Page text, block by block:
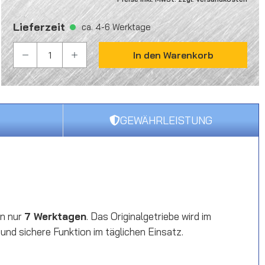
Lieferzeit ca. 4-6 Werktage
PRODUKT ANZAHL: GIB DEN GEWÜNSCHTEN
In den Warenkorb
GEWÄHRLEISTUNG
nur 7 Werktagen. Das Originalgetriebe wird im
sichere Funktion im täglichen Einsatz.